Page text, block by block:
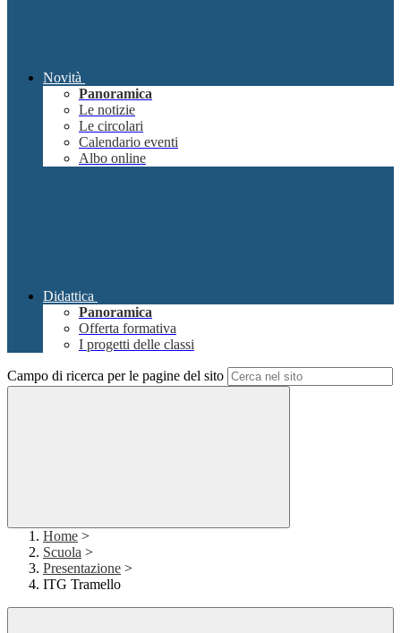
Novità
Panoramica
Le notizie
Le circolari
Calendario eventi
Albo online
Didattica
Panoramica
Offerta formativa
I progetti delle classi
Campo di ricerca per le pagine del sito
Home >
Scuola >
Presentazione >
ITG Tramello